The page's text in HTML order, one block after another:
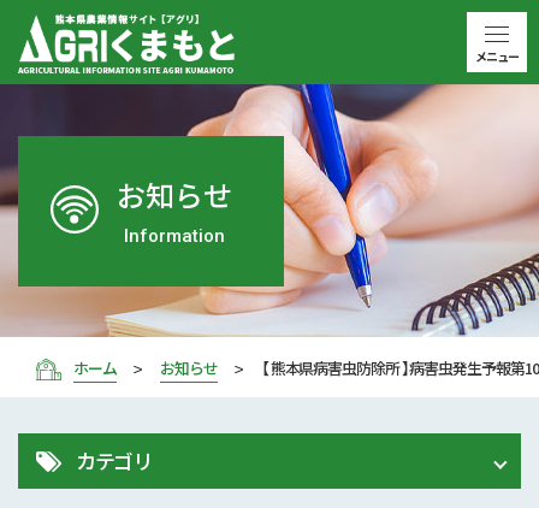
お知らせ
Information
ホーム お知らせ 【 熊本県病害虫防除所 】病害虫発生予報第
カテゴリ
メニュー